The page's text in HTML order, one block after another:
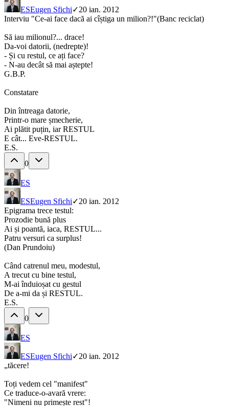
ESEugen Sfichi✓20 ian. 2012
Interviu "Ce-ai face dacă ai cîștiga un milion?!"(Banc reciclat)
Să iau milionul?... drace!
Da-voi datorii, (nedrepte)!
- Și cu restul, ce ați face?
- N-au decât să mai aștepte!
G.B.P.
Constatare
Din întreaga datorie,
Printr-o mare șmecherie,
Ai plătit puțin, iar RESTUL
E cât... Eve-RESTUL.
E.S.
0
ES
ESEugen Sfichi✓20 ian. 2012
Epigrama trece testul:
Prozodie bună plus
Ai și poantă, iaca, RESTUL...
Patru versuri ca surplus!
(Dan Prundoiu)
Când catrenul meu, modestul,
A trecut cu bine testul,
M-ai înduioșat cu gestul
De a-mi da și RESTUL.
E.S.
0
ES
ESEugen Sfichi✓20 ian. 2012
„tăcere!
Toți vedem cel "manifest"
Ce traduce-o-avară vrere:
"Nimeni nu primește rest"!